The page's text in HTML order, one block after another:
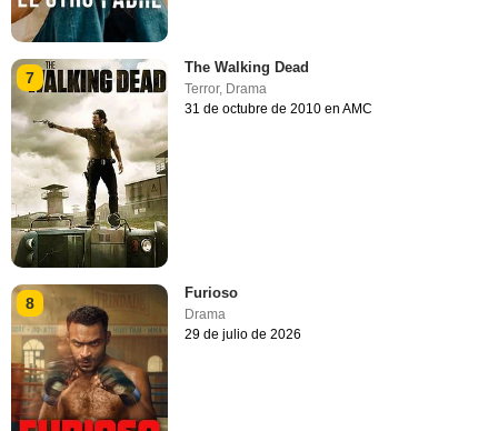
7
The Walking Dead
Terror, Drama
31 de octubre de 2010 en AMC
8
Furioso
Drama
29 de julio de 2026